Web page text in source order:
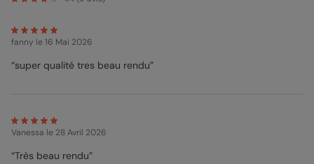
fanny le 16 Mai 2026
“super qualité tres beau rendu”
Vanessa le 28 Avril 2026
“Très beau rendu”